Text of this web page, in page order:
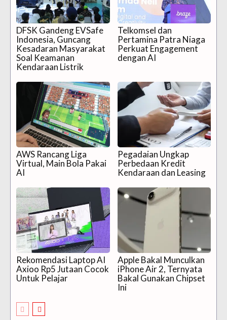
DFSK Gandeng EVSafe
Indonesia, Guncang
Kesadaran Masyarakat
Soal Keamanan
Kendaraan Listrik
Telkomsel dan
Pertamina Patra Niaga
Perkuat Engagement
dengan AI
AWS Rancang Liga
Virtual, Main Bola Pakai
AI
Pegadaian Ungkap
Perbedaan Kredit
Kendaraan dan Leasing
Rekomendasi Laptop AI
Axioo Rp5 Jutaan Cocok
Untuk Pelajar
Apple Bakal Munculkan
iPhone Air 2, Ternyata
Bakal Gunakan Chipset
Ini